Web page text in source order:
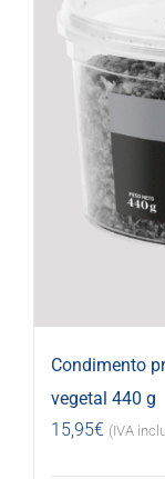
Condimento
vegetal 440 g
15,95€ (IVA